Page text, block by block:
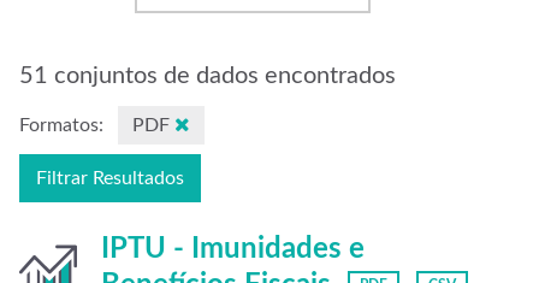
51 conjuntos de dados encontrados
Formatos: PDF
Filtrar Resultados
IPTU - Imunidades e